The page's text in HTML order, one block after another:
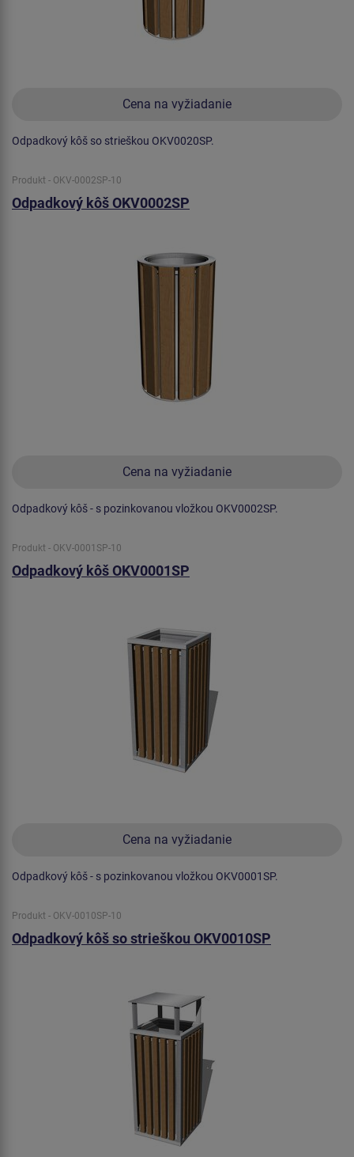
Cena na vyžiadanie
Odpadkový kôš so strieškou OKV0020SP.
Produkt - OKV-0002SP-10
Odpadkový kôš OKV0002SP
Cena na vyžiadanie
Odpadkový kôš - s pozinkovanou vložkou OKV0002SP.
Produkt - OKV-0001SP-10
Odpadkový kôš OKV0001SP
Cena na vyžiadanie
Odpadkový kôš - s pozinkovanou vložkou OKV0001SP.
Produkt - OKV-0010SP-10
Odpadkový kôš so strieškou OKV0010SP